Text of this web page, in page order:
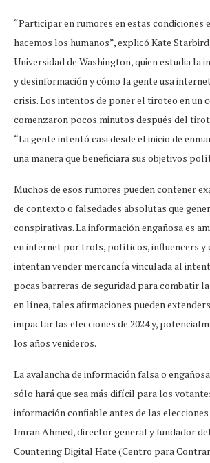
“Participar en rumores en estas condiciones
hacemos los humanos”, explicó Kate
Universidad de Washington, quien estudia la
y desinformación y cómo la gente usa
crisis. Los intentos de poner el tiroteo en un
comenzaron pocos minutos después del
“La gente intentó casi desde el inicio de
una manera que beneficiara sus objetivos
Muchos de esos rumores pueden contener
de contexto o falsedades absolutas que
conspirativas. La información engañosa es
en internet por trols, políticos, influencers y
intentan vender mercancía vinculada al
pocas barreras de seguridad para combatir
en línea, tales afirmaciones pueden
impactar las elecciones de 2024 y,
los años venideros.
La avalancha de información falsa o
sólo hará que sea más difícil para los
información confiable antes de las elecciones
Imran Ahmed, director general y fundador
Countering Digital Hate (Centro para